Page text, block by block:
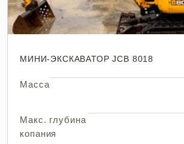
МИНИ-ЭКСКАВАТОР JCB 8018
Масса
Макс. глубина
копания